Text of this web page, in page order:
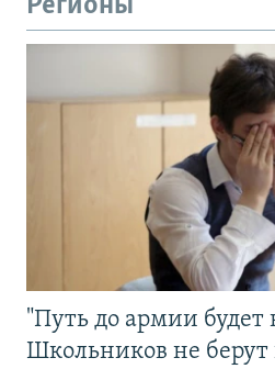
Регионы
"Путь до армии будет
Школьников не берут